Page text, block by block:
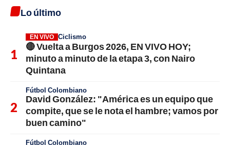
Lo último
EN VIVO Ciclismo
🔴 Vuelta a Burgos 2026, EN VIVO HOY;
minuto a minuto de la etapa 3, con Nairo
Quintana
Fútbol Colombiano
David González: "América es un equipo que
compite, que se le nota el hambre; vamos por
buen camino"
Fútbol Colombiano